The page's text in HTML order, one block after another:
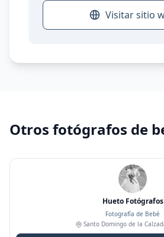
Visitar sitio
Otros fotógrafos de
Hueto Fotógrafos
Fotografía de Bebé
Santo Domingo de la